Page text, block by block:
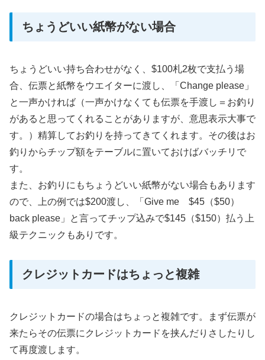
ちょうどいい紙幣がない場合
ちょうどいい持ち合わせがなく、$100札2枚で支払う場
合、伝票と紙幣をウエイターに渡し、「Change please」
と一声かければ（一声かけなくても伝票を手渡し＝お釣り
があると思ってくれることがありますが、意思表示大事で
す。）精算してお釣りを持ってきてくれます。その後はお
釣りからチップ額をテーブルに置いておけばバッチリで
す。
また、お釣りにもちょうどいい紙幣がない場合もあります
ので、上の例では$200渡し、「Give me $45（$50）
back please」と言ってチップ込みで$145（$150）払う上
級テクニックもありです。
クレジットカードはちょっと複雑
クレジットカードの場合はちょっと複雑です。まず伝票が
来たらその伝票にクレジットカードを挟んだりさしたりし
て再度渡します。